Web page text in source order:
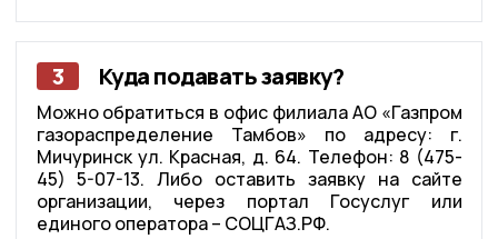
3 Куда подавать заявку?
Можно обратиться в офис филиала АО «Газпром
газораспределение Тамбов» по адресу: г.
Мичуринск ул. Красная, д. 64. Телефон: 8 (475-
45) 5-07-13. Либо оставить заявку на сайте
организации, через портал Госуслуг или
единого оператора – СОЦГАЗ.РФ.